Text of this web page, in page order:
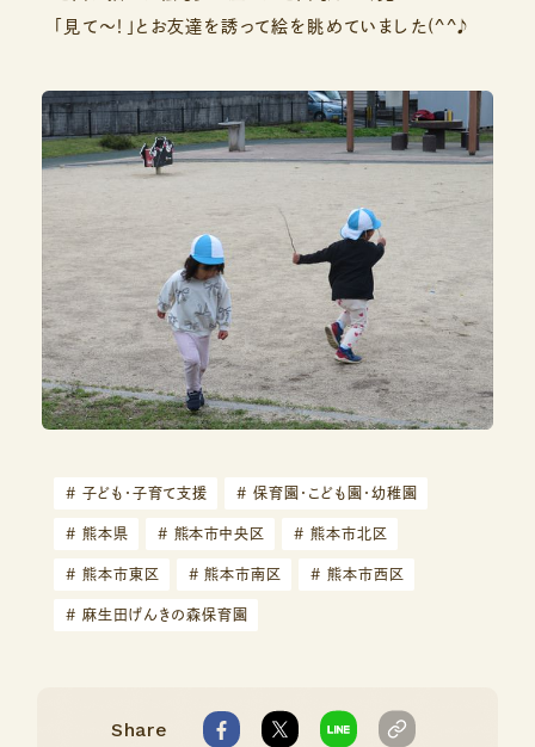
「見て～！」とお友達を誘って絵を眺めていました(^^♪
# 子ども・子育て支援 # 保育園・こども園・幼稚園
# 熊本県 # 熊本市中央区 # 熊本市北区
# 熊本市東区 # 熊本市南区 # 熊本市西区
# 麻生田げんきの森保育園
Share